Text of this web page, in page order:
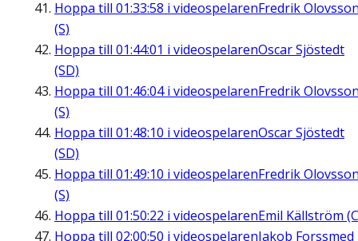
Hoppa till 01:33:58 i videospelarenFredrik
(S)
Hoppa till 01:44:01 i videospelarenOscar Sjöstedt
(SD)
Hoppa till 01:46:04i videospelarenFredrik
(S)
Hoppa till 01:48:10 i videospelarenOscar Sjöstedt
(SD)
Hoppa till 01:49:10 i videospelarenFredrik
(S)
Hoppa till 01:50:22 i videospelarenEmil Källström
Hoppa till 02:00:50 i videospelarenJakob Forssmed